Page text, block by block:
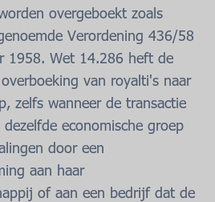
overgeboekt zoals
Verordening 436/58
1958. Wet 14.286 heft de
van royalti's naar
zelfs wanneer de transactie
economische groep
door een
aan haar
of aan een bedrijf dat de